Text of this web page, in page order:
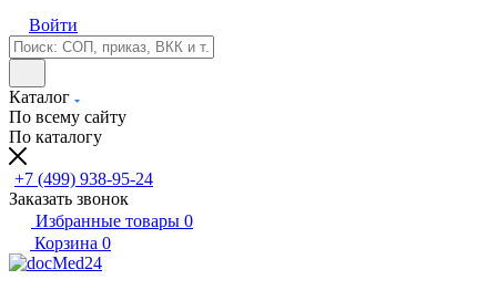
Войти
Каталог
По всему сайту
По каталогу
+7 (499) 938-95-24
Заказать звонок
Избранные товары 0
Корзина 0